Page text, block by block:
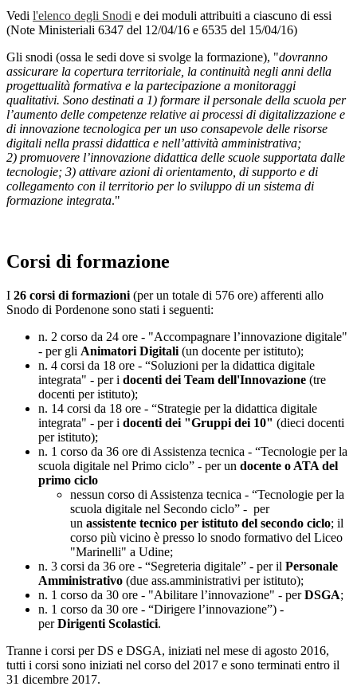
Vedi l'elenco degli Snodi e dei moduli attribuiti a ciascuno di essi
(Note Ministeriali 6347 del 12/04/16 e 6535 del 15/04/16)
Gli snodi (ossa le sedi dove si svolge la formazione), "dovranno
assicurare la copertura territoriale, la continuità negli anni della
progettualità formativa e la partecipazione a monitoraggi
qualitativi. Sono destinati a 1) ​formare il personale della scuola per
l’aumento delle competenze relative ai processi di digitalizzazione e
di innovazione tecnologica per un uso consapevole delle risorse
digitali nella prassi didattica e nell’attività amministrativa;
2) promuovere l’innovazione didattica delle scuole supportata dalle
tecnologie; 3) attivare azioni di orientamento, di supporto e di
collegamento con il territorio per lo sviluppo di un sistema di
formazione integrata."
Corsi di formazione
I 26 corsi di formazioni (per un totale di 576 ore) afferenti allo
Snodo di Pordenone sono stati i seguenti:
n. 2 corso da 24 ore - "Accompagnare l’innovazione digitale"
- per gli Animatori Digitali (un docente per istituto);
n. 4 corsi da 18 ore - “Soluzioni per la didattica digitale
integrata" - per i docenti dei Team dell'Innovazione (tre
docenti per istituto);
n. 14 corsi da 18 ore - “Strategie per la didattica digitale
integrata" - per i docenti dei "Gruppi dei 10" (dieci docenti
per istituto);
n. 1 corso da 36 ore di Assistenza tecnica - “Tecnologie per la
scuola digitale nel Primo ciclo” - per un docente o ATA del
primo ciclo
nessun corso di Assistenza tecnica - “Tecnologie per la
scuola digitale nel Secondo ciclo” - per
un assistente tecnico per istituto del secondo ciclo; il
corso più vicino è presso lo snodo formativo del Liceo
"Marinelli" a Udine;
n. 3 corsi da 36 ore - “Segreteria digitale” - per il Personale
Amministrativo (due ass.amministrativi per istituto);
n. 1 corso da 30 ore - "Abilitare l’innovazione" - perDSGA;
n. 1 corso da 30 ore - “Dirigere l’innovazione”) -
perDirigenti Scolastici.
Tranne i corsi per DS e DSGA, iniziati nel mese di agosto 2016,
tutti i corsi sono iniziati nel corso del 2017 e sono terminati entro il
31 dicembre 2017.